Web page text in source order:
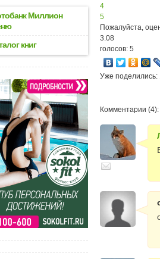
Миллион
книг
4
5
Пожалуйста,
3.08
голосов: 5
Уже поделились:
Комментарии (4):